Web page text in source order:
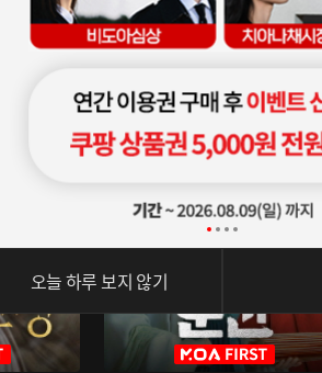
오늘 하루 보지 않기